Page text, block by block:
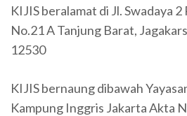
KIJIS beralamat di Jl. Swadaya
No.21 A Tanjung Barat,
12530
KIJIS bernaung dibawah
Kampung Inggris Jakarta Akta